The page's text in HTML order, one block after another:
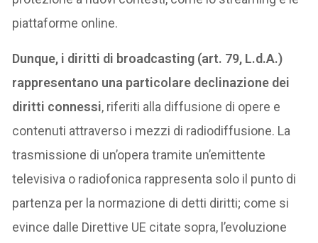
piattaforme online.
Dunque, i diritti di broadcasting (art. 79, L.d.A.)
rappresentano una particolare declinazione dei
diritti connessi, riferiti alla diffusione di opere e
contenuti attraverso i mezzi di radiodiffusione. La
trasmissione di un’opera tramite un’emittente
televisiva o radiofonica rappresenta solo il punto di
partenza per la normazione di detti diritti; come si
evince dalle Direttive UE citate sopra, l’evoluzione